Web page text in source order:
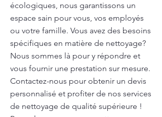
écologiques, nous garantissons un
espace sain pour vous, vos employés
ou votre famille. Vous avez des besoins
spécifiques en matière de nettoyage?
Nous sommes là pour y répondre et
vous fournir une prestation sur mesure.
Contactez-nous pour obtenir un devis
personnalisé et profiter de nos services
de nettoyage de qualité supérieure !